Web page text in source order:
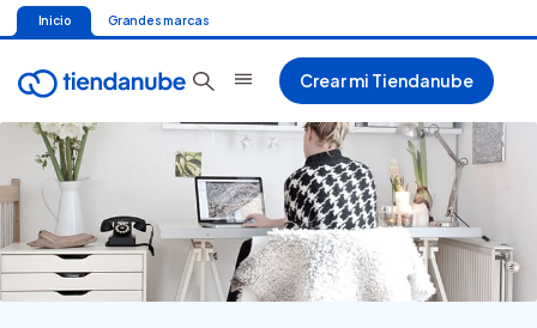
Inicio Grandes marcas
Crear mi Tiendanube